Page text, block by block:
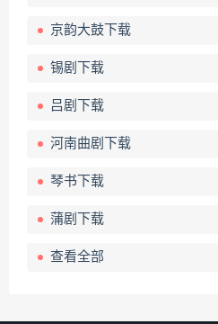
京韵大鼓下载
锡剧下载
吕剧下载
河南曲剧下载
琴书下载
蒲剧下载
查看全部